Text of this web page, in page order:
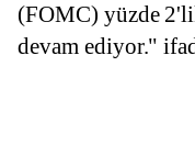
(FOMC) yüzde
devam ediyor."